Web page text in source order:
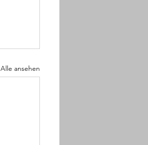
Alle ansehen